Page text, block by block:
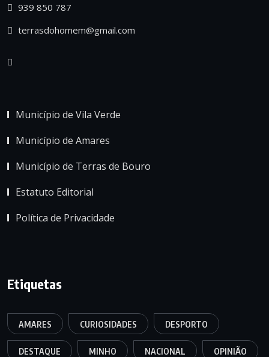
939 850 787
terrasdohomem@gmail.com
Município de Vila Verde
Município de Amares
Município de Terras de Bouro
Estatuto Editorial
Política de Privacidade
Etiquetas
AMARES CURIOSIDADES DESPORTO
DESTAQUE MINHO NACIONAL OPINIÃO